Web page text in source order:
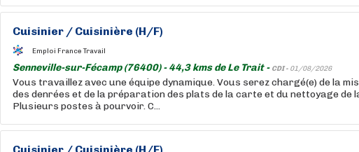
Cuisinier / Cuisinière (H/F)
Emploi France Travail
Senneville-sur-Fécamp (76400) - 44,3 kms de Le Trait - CDI - 01/08/2026
Vous travaillez avec une équipe dynamique. Vous serez chargé(e) de la
des denrées et de la préparation des plats de la carte et du nettoyage de
Plusieurs postes à pourvoir. C...